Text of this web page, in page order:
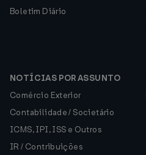
Boletim Diário
NOTÍCIAS POR ASSUNTO
Comércio Exterior
Contabilidade / Societário
ICMS, IPI, ISS e Outros
IR / Contribuições